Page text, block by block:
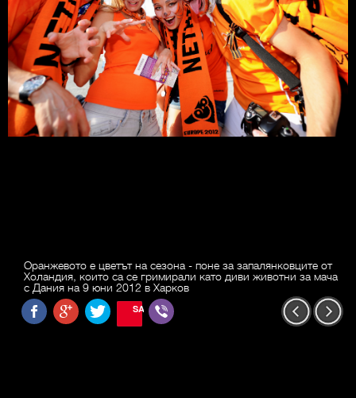
Оранжевото е цветът на сезона - поне за запалянковците от
Холандия, които са се гримирали като диви животни за мача
с Дания на 9 юни 2012 в Харков
SAVE